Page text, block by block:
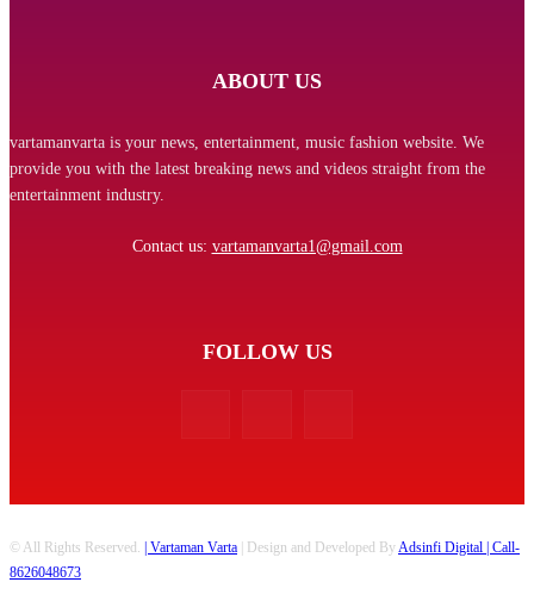
ABOUT US
vartamanvarta is your news, entertainment, music fashion website. We
provide you with the latest breaking news and videos straight from the
entertainment industry.
Contact us: vartamanvarta1@gmail.com
FOLLOW US
© All Rights Reserved. | Vartaman Varta | Design and Developed ByAdsinfi Digital | Call-
8626048673